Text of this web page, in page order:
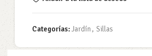
Categorías:Jardín , Sillas